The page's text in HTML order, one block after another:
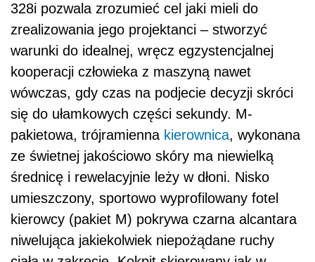
328i pozwala zrozumieć cel jaki mieli do
zrealizowania jego projektanci – stworzyć
warunki do idealnej, wręcz egzystencjalnej
kooperacji człowieka z maszyną nawet
wówczas, gdy czas na podjecie decyzji skróci
się do ułamkowych części sekundy. M-
pakietowa, trójramienna kierownica, wykonana
ze świetnej jakościowo skóry ma niewielką
średnicę i rewelacyjnie leży w dłoni. Nisko
umieszczony, sportowo wyprofilowany fotel
kierowcy (pakiet M) pokrywa czarna alcantara
niwelująca jakiekolwiek niepożądane ruchy